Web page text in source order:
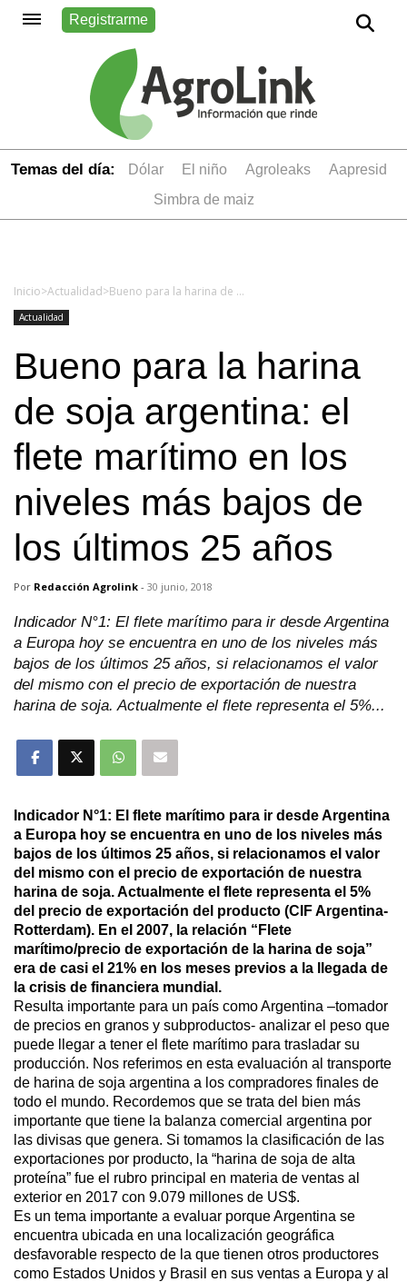
Registrarme
Temas del día: dólar el niño Agroleaks
aapresid
simbra de maiz
Inicio>Actualidad> Bueno para la harina de soja argentina: el flete marítimo en los niveles más bajos de los últimos 25 años
Actualidad
Bueno para la harina
de soja argentina: el
flete marítimo en los
niveles más bajos de
los últimos 25 años
Por Redacción Agrolink - 30 junio, 2018
Indicador N°1: El flete marítimo para ir desde Argentina
a Europa hoy se encuentra en uno de los niveles más
bajos de los últimos 25 años, si relacionamos el valor
del mismo con el precio de exportación de nuestra
harina de soja. Actualmente el flete representa el 5%...
Indicador N°1: El flete marítimo para ir desde Argentina
a Europa hoy se encuentra en uno de los niveles más
bajos de los últimos 25 años, si relacionamos el valor
del mismo con el precio de exportación de nuestra
harina de soja. Actualmente el flete representa el 5%
del precio de exportación del producto (CIF Argentina-
Rotterdam). En el 2007, la relación “Flete
marítimo/precio de exportación de la harina de soja”
era de casi el 21% en los meses previos a la llegada de
la crisis de financiera mundial.
Resulta importante para un país como Argentina –tomador
de precios en granos y subproductos- analizar el peso que
puede llegar a tener el flete marítimo para trasladar su
producción. Nos referimos en esta evaluación al transporte
de harina de soja argentina a los compradores finales de
todo el mundo. Recordemos que se trata del bien más
importante que tiene la balanza comercial argentina por
las divisas que genera. Si tomamos la clasificación de las
exportaciones por producto, la “harina de soja de alta
proteína” fue el rubro principal en materia de ventas al
exterior en 2017 con 9.079 millones de US$.
Es un tema importante a evaluar porque Argentina se
encuentra ubicada en una localización geográfica
desfavorable respecto de la que tienen otros productores
como Estados Unidos y Brasil en sus ventas a Europa y al